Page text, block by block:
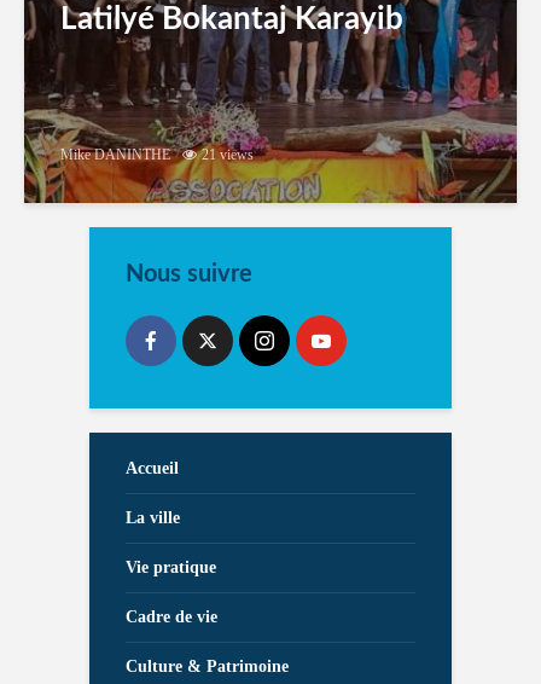
Latilyé Bokantaj Karayib
Mike DANINTHE 21 views
Nous suivre
Accueil
La ville
Vie pratique
Cadre de vie
Culture & Patrimoine